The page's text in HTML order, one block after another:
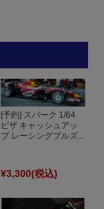
[予約] スパーク 1/64
ビザ キャッシュアッ
プ レーシングブルズ...
¥3,300(税込)